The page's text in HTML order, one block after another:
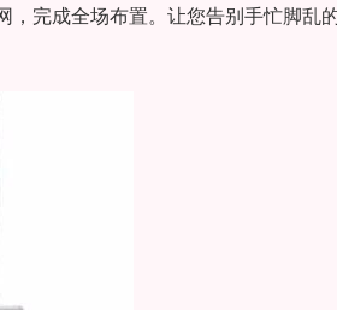
完成全场布置。让您告别手忙脚乱